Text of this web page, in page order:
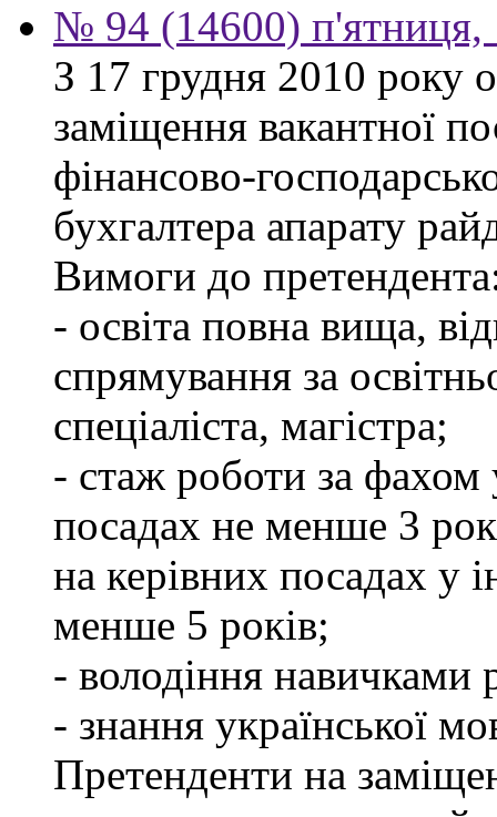
№ 94 (14600) п'ятниця,
З 17 грудня 2010 року
заміщення вакантної
фінансово-
бухгалтера апарату
Вимоги до
- освіта повна вища,
спрямування за
спеціаліста, магістра;
- стаж роботи за фахом
посадах не менше 3
на керівних посадах у
менше 5 років;
- володіння навичками
- знання української
Претенденти на